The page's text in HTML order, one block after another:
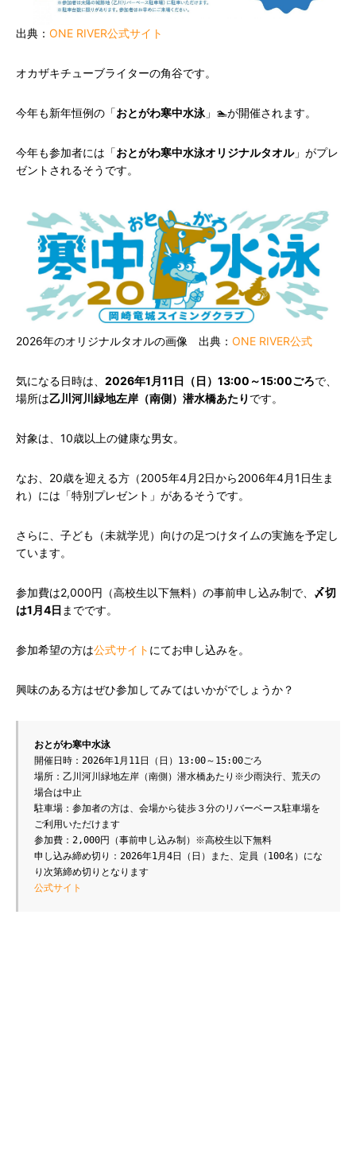
出典： ONE RIVER公式サイト
オカザキチューブライターの角谷です。
今年も新年恒例の「おとがわ寒中水泳 」🏊が開催されます。
今年も参加者には「おとがわ寒中水泳オリジナルタオル」がプレ
ゼントされるそうです。
2026年のオリジナルタオルの画像 出典： ONE RIVER公式
気になる日時は、 2026年1月11日（日）13:00～15:00ごろで、
場所は乙川河川緑地左岸（南側）潜水橋あたり です。
対象は、10歳以上の健康な男女。
なお、20歳を迎える方（2005年4月2日から2006年4月1日生ま
れ）には「特別プレゼント」があるそうです。
さらに、子ども（未就学児）向けの足つけタイムの実施を予定し
ています。
参加費は2,000円（高校生以下無料）の事前申し込み制で、 〆切
は1月4日 までです。
参加希望の方は公式サイト にてお申し込みを。
興味のある方はぜひ参加してみてはいかがでしょうか？
おとがわ寒中水泳
開催日時：2026年1月11日（日）13:00～15:00ごろ
場所：乙川河川緑地左岸（南側）潜水橋あたり※少雨決行、荒天の
場合は中止
駐車場：参加者の方は、会場から徒歩３分のリバーベース駐車場を
ご利用いただけます
参加費：2,000円（事前申し込み制）※高校生以下無料
申し込み締め切り：2026年1月4日（日）また、定員（100名）にな
り次第締め切りとなります
公式サイト